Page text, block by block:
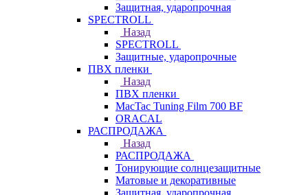
Защитная, ударопрочная
SPECTROLL
Назад
SPECTROLL
Защитные, ударопрочные
ПВХ пленки
Назад
ПВХ пленки
MacTac Tuning Film 700 BF
ORACAL
РАСПРОДАЖА
Назад
РАСПРОДАЖА
Тонирующие солнцезащитные
Матовые и декоративные
Защитная, ударопрочная